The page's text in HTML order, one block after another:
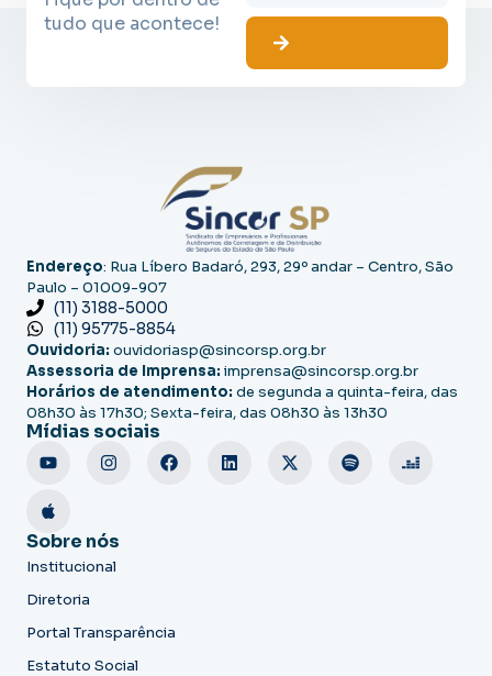
tudo que acontece!
Endereço: Rua Líbero Badaró, 293, 29º andar – Centro, São
Paulo – 01009-907
(11) 3188-5000
(11) 95775-8854
Ouvidoria: ouvidoriasp@sincorsp.org.br
Assessoria de Imprensa: imprensa@sincorsp.org.br
Horários de atendimento: de segunda a quinta-feira, das
08h30 às 17h30; Sexta-feira, das 08h30 às 13h30
Mídias sociais
Sobre nós
Institucional
Diretoria
Portal Transparência
Estatuto Social